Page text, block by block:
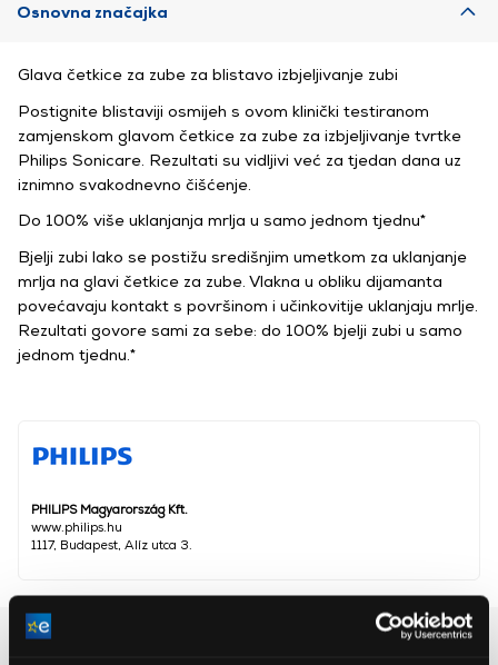
Osnovna značajka
PHILIPS Magyarország Kft.
www.philips.hu
1117, Budapest, Alíz utca 3.
Glava četkice za zube za blistavo izbjeljivanje zubi
Postignite blistaviji osmijeh s ovom klinički testiranom
zamjenskom glavom četkice za zube za izbjeljivanje tvrtke
Philips Sonicare. Rezultati su vidljivi već za tjedan dana uz
iznimno svakodnevno čišćenje.
Do 100% više uklanjanja mrlja u samo jednom tjednu*
Bjelji zubi lako se postižu središnjim umetkom za uklanjanje
mrlja na glavi četkice za zube. Vlakna u obliku dijamanta
povećavaju kontakt s površinom i učinkovitije uklanjaju mrlje.
Rezultati govore sami za sebe: do 100% bjelji zubi u samo
jednom tjednu.*
Detaljan opis